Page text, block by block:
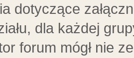
dotyczące
dla każdej
forum mógł nie